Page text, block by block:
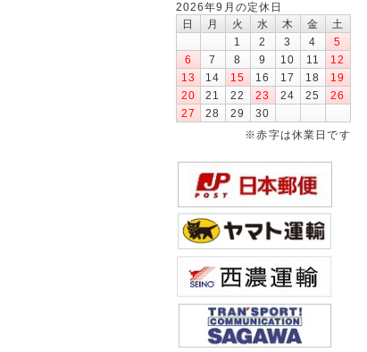
2026年9月の定休日
日
月 火 水 木 金
土
1
2 3 4
5
6
7 8 9 10 11
12
13
14 15 16 17 18
19
20
21 22 23 24 25
26
27
28 29
30
※赤字は休業日です